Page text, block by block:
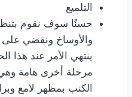
التلميع
حسنًا سوف نقوم
والأوساخ ونقضي على
ينتهي الأمر عند هذا
مرحلة أخرى هامة
الكنب بمظهر لامع